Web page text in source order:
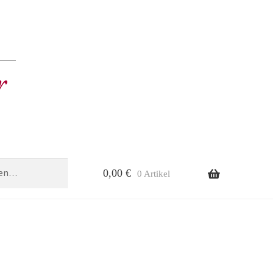
0,00 € 0 Artikel